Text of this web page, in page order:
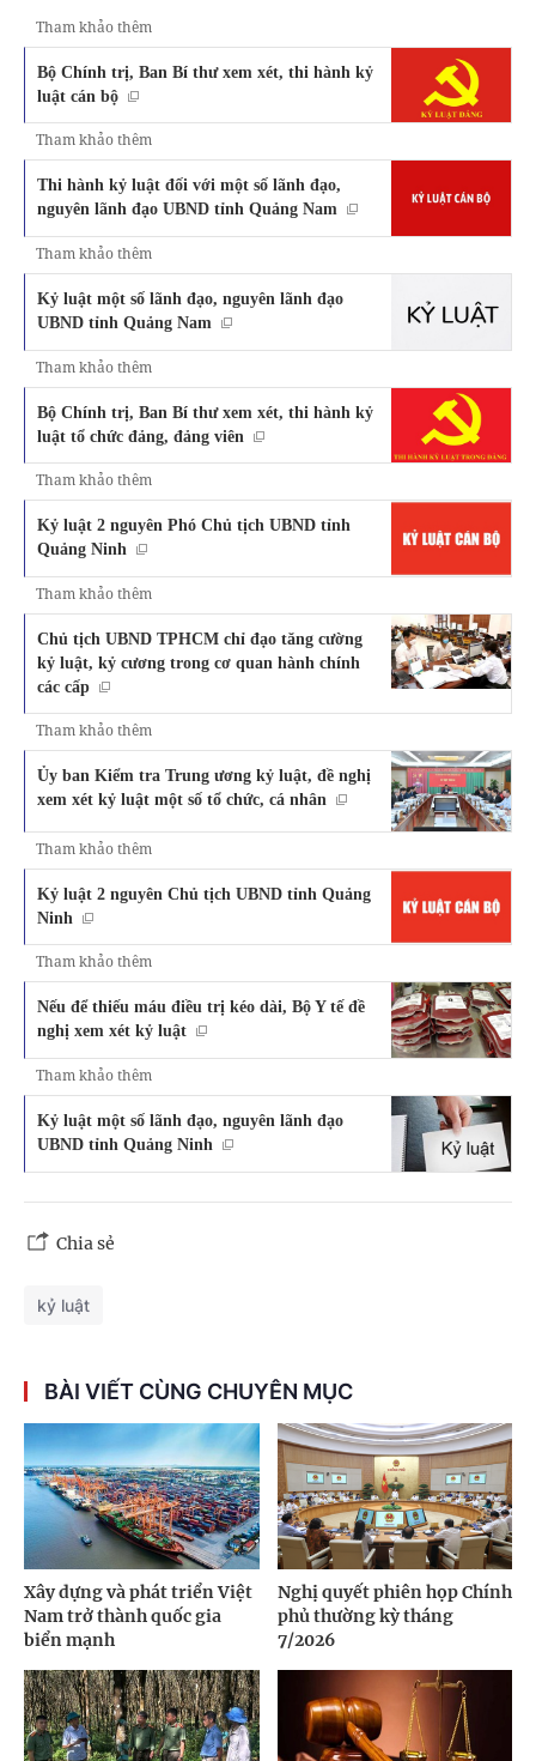
Tham khảo thêm
Bộ Chính trị, Ban Bí thư xem xét, thi hành kỷ
luật cán bộ
Tham khảo thêm
Thi hành kỷ luật đối với một số lãnh đạo,
nguyên lãnh đạo UBND tỉnh Quảng Nam
Tham khảo thêm
Kỷ luật một số lãnh đạo, nguyên lãnh đạo
UBND tỉnh Quảng Nam
Tham khảo thêm
Bộ Chính trị, Ban Bí thư xem xét, thi hành kỷ
luật tổ chức đảng, đảng viên
Tham khảo thêm
Kỷ luật 2 nguyên Phó Chủ tịch UBND tỉnh
Quảng Ninh
Tham khảo thêm
Chủ tịch UBND TPHCM chỉ đạo tăng cường
kỷ luật, kỷ cương trong cơ quan hành chính
các cấp
Tham khảo thêm
Ủy ban Kiểm tra Trung ương kỷ luật, đề nghị
xem xét kỷ luật một số tổ chức, cá nhân
Tham khảo thêm
Kỷ luật 2 nguyên Chủ tịch UBND tỉnh Quảng
Ninh
Tham khảo thêm
Nếu để thiếu máu điều trị kéo dài, Bộ Y tế đề
nghị xem xét kỷ luật
Tham khảo thêm
Kỷ luật một số lãnh đạo, nguyên lãnh đạo
UBND tỉnh Quảng Ninh
Chia sẻ
kỷ luật
BÀI VIẾT CÙNG CHUYÊN MỤC
Xây dựng và phát triển Việt
Nam trở thành quốc gia
biển mạnh
Nghị quyết phiên họp Chính
phủ thường kỳ tháng
7/2026